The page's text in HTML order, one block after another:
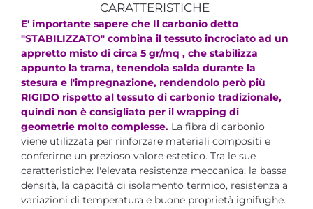
CARATTERISTICHE
E' importante sapere che Il carbonio detto
"STABILIZZATO" combina il tessuto incrociato ad un
appretto misto di circa 5 gr/mq , che stabilizza
appunto la trama, tenendola salda durante la
stesura e l'impregnazione, rendendolo però più
RIGIDO rispetto al tessuto di carbonio tradizionale,
quindi non è consigliato per il wrapping di
geometrie molto complesse. La fibra di carbonio
viene utilizzata per rinforzare materiali compositi e
conferirne un prezioso valore estetico. Tra le sue
caratteristiche: l'elevata resistenza meccanica, la bassa
densità, la capacità di isolamento termico, resistenza a
variazioni di temperatura e buone proprietà ignifughe.